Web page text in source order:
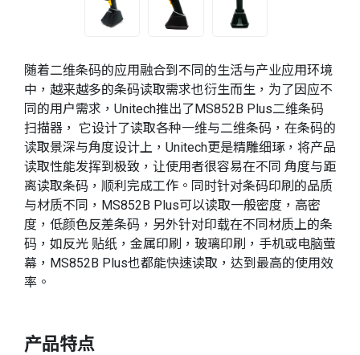
随着二维条码的应用融合到不同的生活与产业应用环境
中，越来越多的条码读取需求也衍生而生，为了因应不
同的用户需求，Unitech推出了MS852B Plus二维条码
扫描器， 它设计了读取各种一维与二维条码，在条码的
读取景深与角度设计上，Unitech更是精雕细琢，将产品
读取性能发挥到极致，让使用者很容易在不同 角度与距
离读取条码，顺利完成工作。同时针对条码印刷的品质
与材质不同，MS852B Plus可以读取一般密度，高密
度，低颜色反差条码，另外针对印载在不同材质上的条
码，如反光 贴纸，金属印刷，玻璃印刷，手机或电脑萤
幕，MS852B Plus也都能快速读取，达到最高的使用效
率。
产品特点